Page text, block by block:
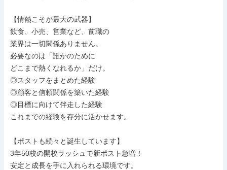
【情熱こそが最大の武器】
飲食、小売、営業など、前職の
業界は一切関係ありません。
必要なのは「誰かのために
どこまで熱くなれるか」だけ。
◎スタッフをまとめた経験
◎顧客と信頼関係を築いた経験
◎目標に向けて伴走した経験
これまでの経験を存分に活かせます。
【ポストも続々と誕生しています】
3年50校の開校ラッシュで新ポスト急増！
安定と成長を手に入れられる環境です。